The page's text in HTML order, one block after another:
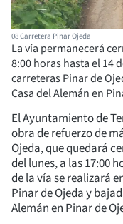
08 Carretera Pinar Ojeda
La vía permanecerá
8:00 horas hasta el 14
carreteras Pinar de
Casa del Alemán en
El Ayuntamiento de
obra de refuerzo de
Ojeda, que quedará
del lunes, a las 17:00
de la vía se realizará
Pinar de Ojeda y
Alemán en Pinar de